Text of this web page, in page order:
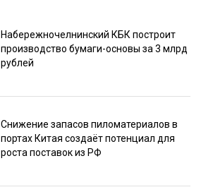
Набережночелнинский КБК построит
производство бумаги-основы за 3 млрд
рублей
Снижение запасов пиломатериалов в
портах Китая создаёт потенциал для
роста поставок из РФ